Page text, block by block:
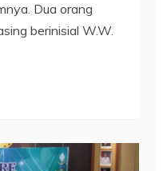
Dua orang
berinisial W.W.